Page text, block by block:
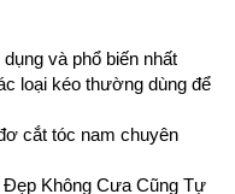
và phổ biến nhất
loại kéo thường dùng để
cắt tóc nam chuyên
Không Cưa Cũng Tự